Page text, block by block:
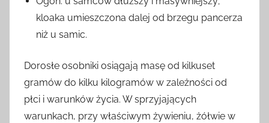
kloaka umieszczona dalej od brzegu pancerza
niż u samic.
Dorosłe osobniki osiągają masę od kilkuset
gramów do kilku kilogramów w zależności od
płci i warunków życia. W sprzyjających
warunkach, przy właściwym żywieniu, żółwie w